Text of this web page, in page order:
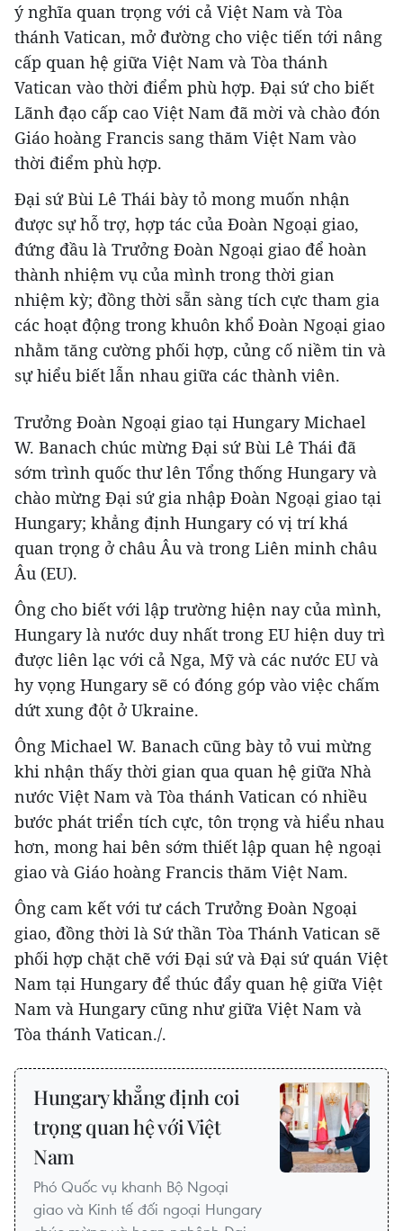
ý nghĩa quan trọng với cả Việt Nam và Tòa
thánh Vatican, mở đường cho việc tiến tới nâng
cấp quan hệ giữa Việt Nam và Tòa thánh
Vatican vào thời điểm phù hợp. Đại sứ cho biết
Lãnh đạo cấp cao Việt Nam đã mời và chào đón
Giáo hoàng Francis sang thăm Việt Nam vào
thời điểm phù hợp.
Đại sứ Bùi Lê Thái bày tỏ mong muốn nhận
được sự hỗ trợ, hợp tác của Đoàn Ngoại giao,
đứng đầu là Trưởng Đoàn Ngoại giao để hoàn
thành nhiệm vụ của mình trong thời gian
nhiệm kỳ; đồng thời sẵn sàng tích cực tham gia
các hoạt động trong khuôn khổ Đoàn Ngoại giao
nhằm tăng cường phối hợp, củng cố niềm tin và
sự hiểu biết lẫn nhau giữa các thành viên.
Trưởng Đoàn Ngoại giao tại Hungary Michael
W. Banach chúc mừng Đại sứ Bùi Lê Thái đã
sớm trình quốc thư lên Tổng thống Hungary và
chào mừng Đại sứ gia nhập Đoàn Ngoại giao tại
Hungary; khẳng định Hungary có vị trí khá
quan trọng ở châu Âu và trong Liên minh châu
Âu (EU).
Ông cho biết với lập trường hiện nay của mình,
Hungary là nước duy nhất trong EU hiện duy trì
được liên lạc với cả Nga, Mỹ và các nước EU và
hy vọng Hungary sẽ có đóng góp vào việc chấm
dứt xung đột ở Ukraine.
Ông Michael W. Banach cũng bày tỏ vui mừng
khi nhận thấy thời gian qua quan hệ giữa Nhà
nước Việt Nam và Tòa thánh Vatican có nhiều
bước phát triển tích cực, tôn trọng và hiểu nhau
hơn, mong hai bên sớm thiết lập quan hệ ngoại
giao và Giáo hoàng Francis thăm Việt Nam.
Ông cam kết với tư cách Trưởng Đoàn Ngoại
giao, đồng thời là Sứ thần Tòa Thánh Vatican sẽ
phối hợp chặt chẽ với Đại sứ và Đại sứ quán Việt
Nam tại Hungary để thúc đẩy quan hệ giữa Việt
Nam và Hungary cũng như giữa Việt Nam và
Tòa thánh Vatican./.
Hungary khẳng định coi
trọng quan hệ với Việt
Nam
Phó Quốc vụ khanh Bộ Ngoại
giao và Kinh tế đối ngoại Hungary